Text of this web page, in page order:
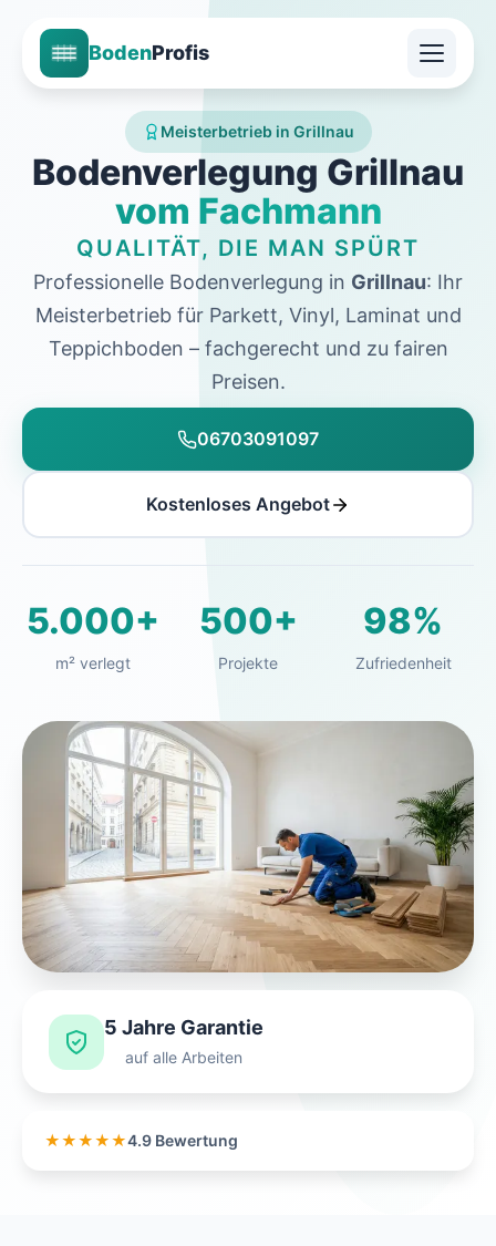
BodenProfis
Meisterbetrieb in Grillnau
Bodenverlegung Grillnau
vom Fachmann
QUALITÄT, DIE MAN SPÜRT
Professionelle Bodenverlegung in Grillnau: Ihr
Meisterbetrieb für Parkett, Vinyl, Laminat und
Teppichboden – fachgerecht und zu fairen
Preisen.
06703091097
Kostenloses Angebot
5.000+
m² verlegt
500+
Projekte
98%
Zufriedenheit
5 Jahre Garantie
auf alle Arbeiten
★★★★★4.9 Bewertung